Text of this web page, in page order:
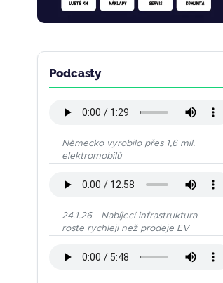
Podcasty
Německo vyrobilo přes 1,6 mil.
elektromobilů
24.1.26 - Nabíjecí infrastruktura
roste rychleji než prodeje EV